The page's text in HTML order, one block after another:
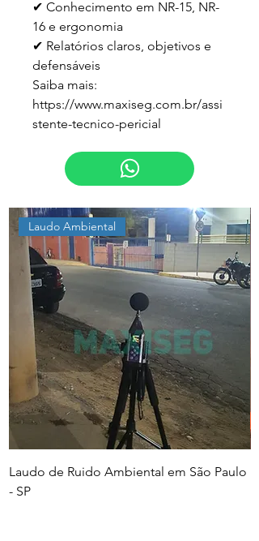
✔ Conhecimento em NR-15, NR-
16 e ergonomia
✔ Relatórios claros, objetivos e
defensáveis
Saiba mais:
https://www.maxiseg.com.br/assi
stente-tecnico-pericial
Laudo Ambiental
Laudo de Ruido Ambiental em São Paulo
- SP